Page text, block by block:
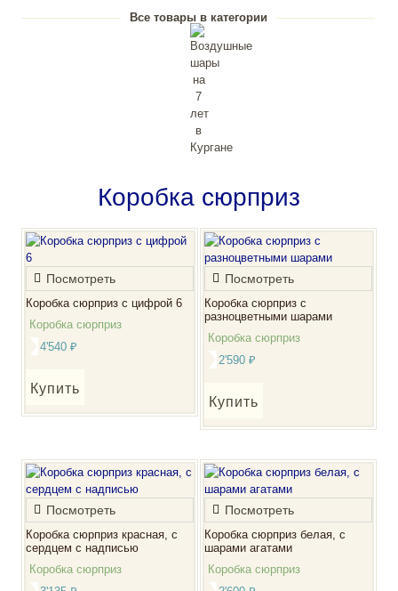
Все товары в категории
Коробка сюрприз
Посмотреть
Коробка сюрприз с цифрой 6
Коробка сюрприз
4'540 ₽
Купить
Посмотреть
Коробка сюрприз с
разноцветными шарами
Коробка сюрприз
2'590 ₽
Купить
Посмотреть
Коробка сюрприз красная, с
сердцем с надписью
Коробка сюрприз
Посмотреть
Коробка сюрприз белая, с
шарами агатами
Коробка сюрприз